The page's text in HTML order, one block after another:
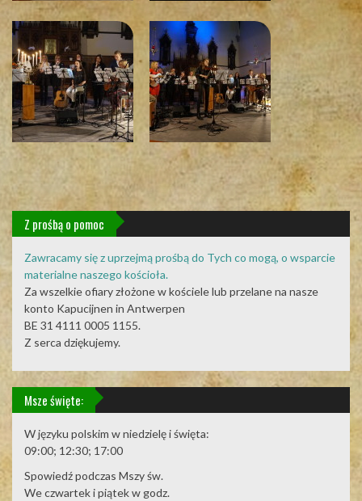
Z prośbą o pomoc
Zawracamy się z uprzejmą prośbą do Tych co mogą, o wsparcie
materialne naszego kościoła.
Za wszelkie ofiary złożone w kościele lub przelane na nasze
konto Kapucijnen in Antwerpen
BE 31 4111 0005 1155.
Z serca dziękujemy.
Msze święte:
W języku polskim w niedzielę i święta:
09:00; 12:30; 17:00
Spowiedź podczas Mszy św.
We czwartek i piątek w godz.